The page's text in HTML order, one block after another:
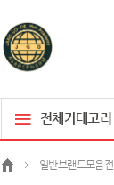
전체카테고리
일반브랜드모음전